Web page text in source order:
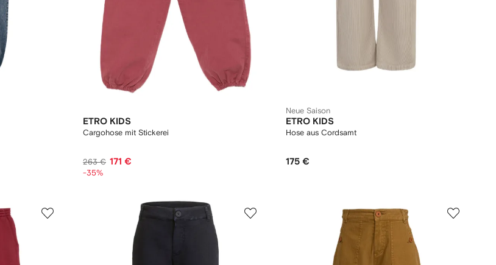
ETRO KIDS
Cargohose mit Stickerei
263 € 171 €
-35%
Neue Saison
ETRO KIDS
Hose aus Cordsamt
175 €